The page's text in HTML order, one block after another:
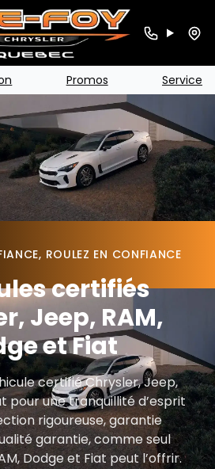
Promos Service
ROULEZ EN CONFIANCE
certifiés
Jeep, RAM,
et Fiat
certifié Chrysler, Jeep,
pour une tranquillité d’esprit
rigoureuse, garantie
garantie, comme seul
Dodge et Fiat peut l’offrir.